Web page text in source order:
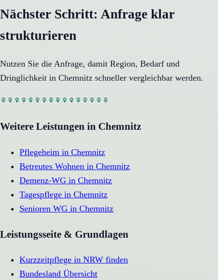
Nächster Schritt: Anfrage klar
strukturieren
Nutzen Sie die Anfrage, damit Region, Bedarf und
Dringlichkeit in Chemnitz schneller vergleichbar werden.
Weitere Leistungen in Chemnitz
Pflegeheim in Chemnitz
Betreutes Wohnen in Chemnitz
Demenz-WG in Chemnitz
Tagespflege in Chemnitz
Senioren WG in Chemnitz
Leistungsseite & Grundlagen
Kurzzeitpflege in NRW finden
Bundesland Übersicht